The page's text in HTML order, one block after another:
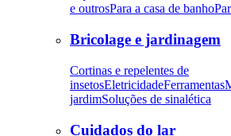
e outrosPara a casa de banho
Bricolage e jardinagem
Cortinas e repelentes de
insetosEletricidadeFerramentas
jardimSoluções de sinalética
Cuidados do lar